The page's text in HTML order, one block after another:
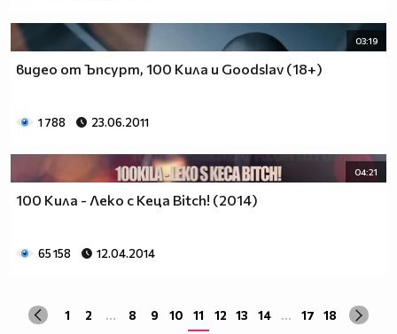
03:19
видео от Ъпсурт, 100 Кила и Goodslav (18+)
1 788 23.06.2011
04:21
100 Кила - Леко с Кеца Bitch! (2014)
65 158 12.04.2014
1 2 ... 8 9 10 11 12 13 14 ... 17 18